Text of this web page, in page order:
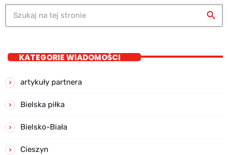
search
KATEGORIE WIADOMOŚCI
artykuły partnera
Bielska piłka
Bielsko-Biała
Cieszyn